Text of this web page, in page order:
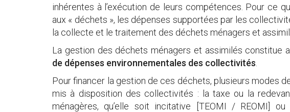
inhérentes à l’exécution de leurs compétences. Pour ce
aux « déchets », les dépenses supportées par les
la collecte et le traitement des déchets ménagers et
La gestion des déchets ménagers et assimilés constitue
de dépenses environnementales des collectivités
Pour financer la gestion de ces déchets, plusieurs modes
mis à disposition des collectivités : la taxe ou la
ménagères, qu’elle soit incitative [TEOMI / REOMI]